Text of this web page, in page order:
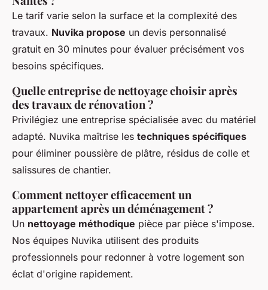
Le tarif varie selon la surface et la complexité des
travaux. Nuvika propose un devis personnalisé
gratuit en 30 minutes pour évaluer précisément vos
besoins spécifiques.
Quelle entreprise de nettoyage choisir après
des travaux de rénovation ?
Privilégiez une entreprise spécialisée avec du matériel
adapté. Nuvika maîtrise les techniques spécifiques
pour éliminer poussière de plâtre, résidus de colle et
salissures de chantier.
Comment nettoyer efficacement un
appartement après un déménagement ?
Un nettoyage méthodique pièce par pièce s'impose.
Nos équipes Nuvika utilisent des produits
professionnels pour redonner à votre logement son
éclat d'origine rapidement.